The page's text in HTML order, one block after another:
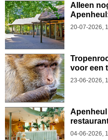
Alleen
20-07-2026,
voor een
23-06-2026,
04-06-2026,